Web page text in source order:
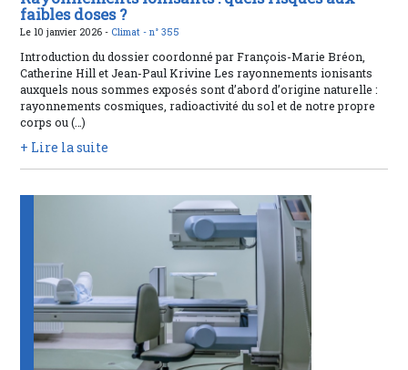
faibles doses ?
Le 10 janvier 2026 - Climat -n° 355
Introduction du dossier coordonné par François-Marie Bréon,
Catherine Hill et Jean-Paul Krivine Les rayonnements ionisants
auxquels nous sommes exposés sont d’abord d’origine naturelle :
rayonnements cosmiques, radioactivité du sol et de notre propre
corps ou (…)
+ Lire la suite